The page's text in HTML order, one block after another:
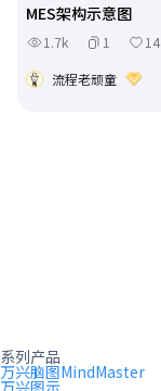
MES架构示意图
1.7k 1
14
流程老顽童
系列产品
万兴脑图MindMaster